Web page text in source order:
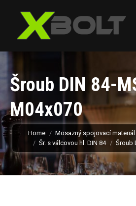
Šroub DIN 84-
M04x070
You are here:
Home Mosazný spojovací materiál
Šr. s válcovou hl. DIN 84
Šroub